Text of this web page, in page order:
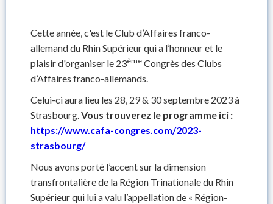
Cette année, c'est le Club d’Affaires franco-
allemand du Rhin Supérieur qui a l’honneur et le
plaisir d'organiser le 23ème Congrès des Clubs
d’Affaires franco-allemands.
Celui-ci aura lieu les 28, 29 & 30 septembre 2023 à
Strasbourg.Vous trouverez le programme ici :
https://www.cafa-congres.com/2023-
strasbourg/
Nous avons porté l’accent sur la dimension
transfrontalière de la Région Trinationale du Rhin
Supérieur qui lui a valu l’appellation de « Région-